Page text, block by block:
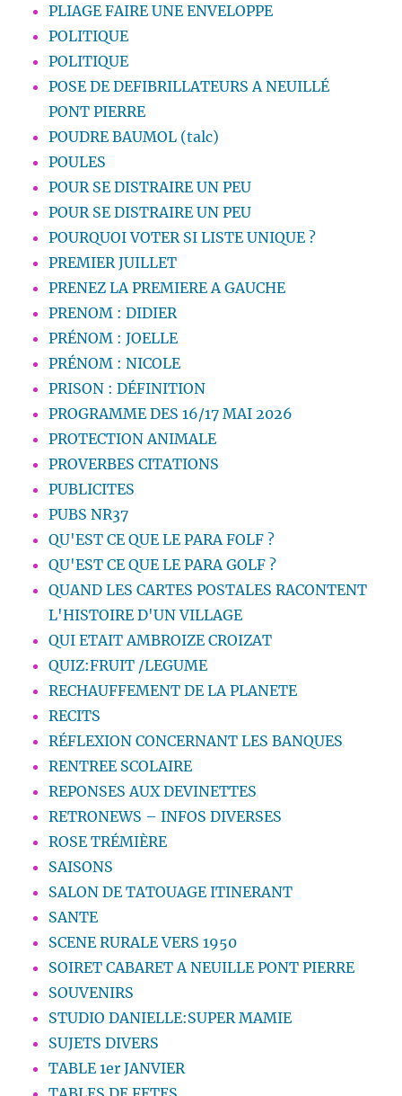
PLIAGE FAIRE UNE ENVELOPPE
POLITIQUE
POLITIQUE
POSE DE DEFIBRILLATEURS A NEUILLÉ
PONT PIERRE
POUDRE BAUMOL (talc)
POULES
POUR SE DISTRAIRE UN PEU
POUR SE DISTRAIRE UN PEU
POURQUOI VOTER SI LISTE UNIQUE ?
PREMIER JUILLET
PRENEZ LA PREMIERE A GAUCHE
PRENOM : DIDIER
PRÉNOM : JOELLE
PRÉNOM : NICOLE
PRISON : DÉFINITION
PROGRAMME DES 16/17 MAI 2026
PROTECTION ANIMALE
PROVERBES CITATIONS
PUBLICITES
PUBS NR37
QU'EST CE QUE LE PARA FOLF ?
QU'EST CE QUE LE PARA GOLF ?
QUAND LES CARTES POSTALES RACONTENT
L'HISTOIRE D'UN VILLAGE
QUI ETAIT AMBROIZE CROIZAT
QUIZ:FRUIT /LEGUME
RECHAUFFEMENT DE LA PLANETE
RECITS
RÉFLEXION CONCERNANT LES BANQUES
RENTREE SCOLAIRE
REPONSES AUX DEVINETTES
RETRONEWS – INFOS DIVERSES
ROSE TRÉMIÈRE
SAISONS
SALON DE TATOUAGE ITINERANT
SANTE
SCENE RURALE VERS 1950
SOIRET CABARET A NEUILLE PONT PIERRE
SOUVENIRS
STUDIO DANIELLE:SUPER MAMIE
SUJETS DIVERS
TABLE 1er JANVIER